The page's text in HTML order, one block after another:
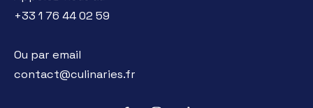
+33 1 76 44 02 59
Ou par email
contact@culinaries.fr